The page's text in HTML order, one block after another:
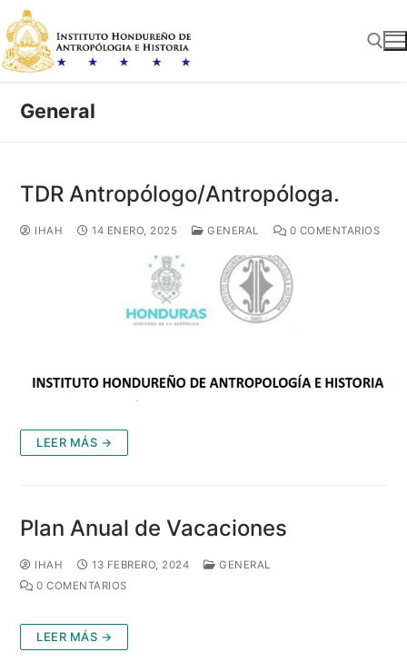
al
contenido
General
TDR Antropólogo/Antropóloga.
IHAH 14 ENERO, 2025 GENERAL 0 COMENTARIOS
LEER MÁS →
Plan Anual de Vacaciones
IHAH 13 FEBRERO, 2024
GENERAL
0 COMENTARIOS
LEER MÁS →